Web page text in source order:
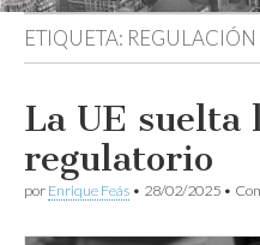
ETIQUETA: REGULACIÓN
La UE suelta
regulatorio
por Enrique Feás • 28/02/2025 •